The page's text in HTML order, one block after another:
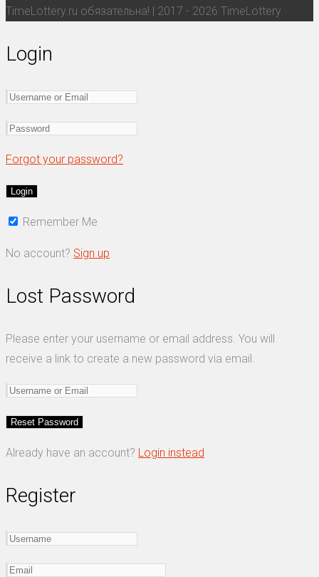
TimeLottery.ru обязательна! | 2017 - 2026 TimeLottery
Login
Forgot your password?
Remember Me
No account? Sign up
Lost Password
Please enter your username or email address. You will
receive a link to create a new password via email.
Already have an account? Login instead
Register